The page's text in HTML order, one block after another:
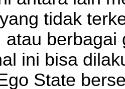
tidak
atau
ini bisa
State